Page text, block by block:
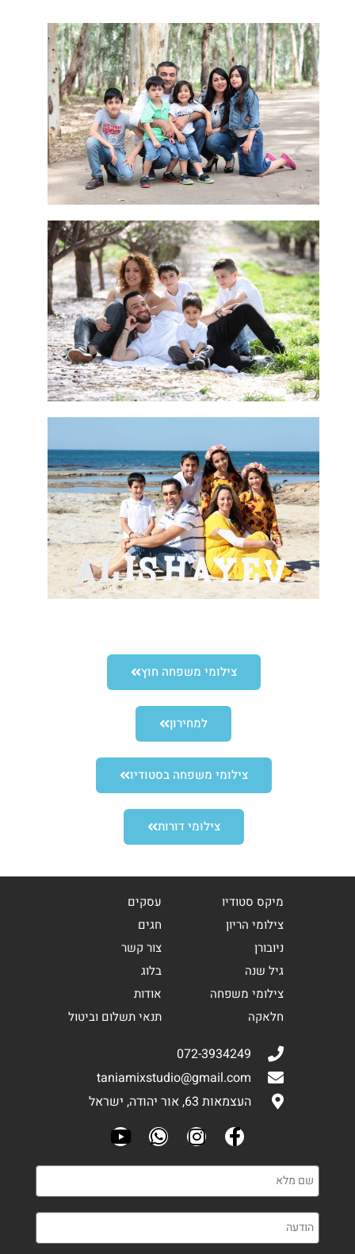
צילומי משפחה חוץ
למחירון
צילומי משפחה בסטודיו
צילומי דורות
מיקס סטודיו
צילומי הריון
ניובורן
גיל שנה
צילומי משפחה
חלאקה
עסקים
חגים
צור קשר
בלוג
אודות
תנאי תשלום וביטול
072-3934249
taniamixstudio@gmail.com
העצמאות 63, אור יהודה, ישראל